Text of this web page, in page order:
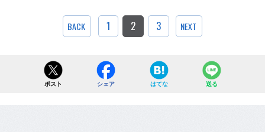
BACK 1 2 3 NEXT
ポスト シェア はてな 送る